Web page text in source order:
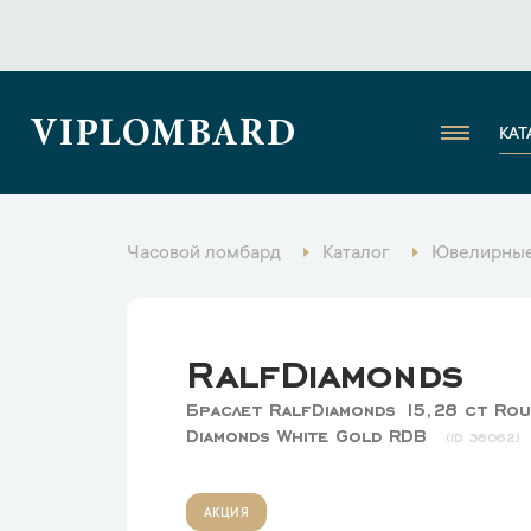
VIPLOMBARD
Часовой ломбард Каталог
RalfDiamonds
Браслет RalfDiamonds 15,28 ct
Diamonds White Gold RDB
38062
АКЦИЯ